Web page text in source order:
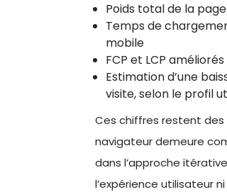
Poids total de la page
Temps de
mobile
FCP et LCP
Estimation d’une
visite, selon le profil
Ces chiffres restent des
navigateur demeure
dans l’approche
l’expérience utilisateur